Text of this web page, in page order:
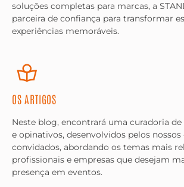
soluções completas para marcas, a
parceira de confiança para transformar
experiências memoráveis.
OS ARTIGOS
Neste blog, encontrará uma curadoria
e opinativos, desenvolvidos pelos nossos
convidados, abordando os temas mais
profissionais e empresas que desejam
presença em eventos.